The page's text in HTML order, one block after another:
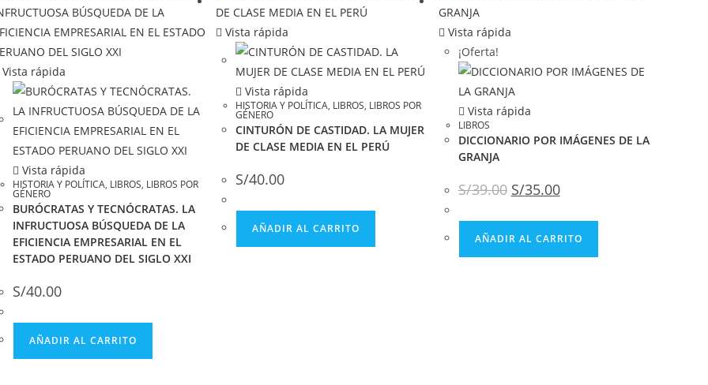
Vista rápida
Vista rápida
HISTORIA Y POLÍTICA, LIBROS, LIBROS POR
GÉNERO
BURÓCRATAS Y TECNÓCRATAS. LA
INFRUCTUOSA BÚSQUEDA DE LA
EFICIENCIA EMPRESARIAL EN EL
ESTADO PERUANO DEL SIGLO XXI
S/40.00
AÑADIR AL CARRITO
Vista rápida
Vista rápida
HISTORIA Y POLÍTICA, LIBROS, LIBROS POR
GÉNERO
CINTURÓN DE CASTIDAD. LA MUJER
DE CLASE MEDIA EN EL PERÚ
S/40.00
AÑADIR AL CARRITO
Vista rápida
¡Oferta!
Vista rápida
LIBROS
DICCIONARIO POR IMÁGENES DE LA
GRANJA
S/39.00 S/35.00
AÑADIR AL CARRITO